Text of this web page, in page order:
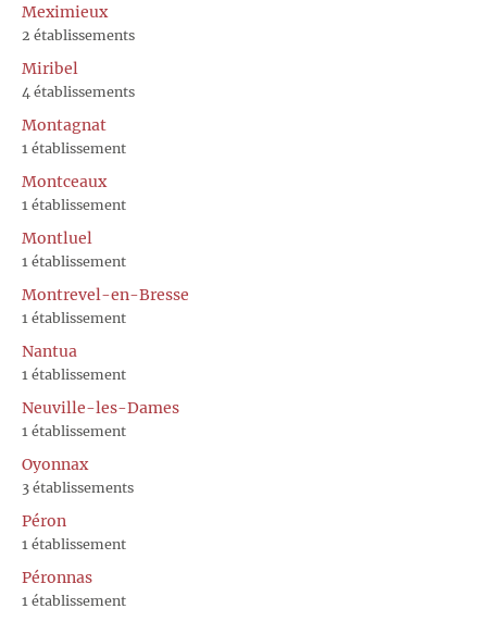
Meximieux
2 établissements
Miribel
4 établissements
Montagnat
1 établissement
Montceaux
1 établissement
Montluel
1 établissement
Montrevel-en-Bresse
1 établissement
Nantua
1 établissement
Neuville-les-Dames
1 établissement
Oyonnax
3 établissements
Péron
1 établissement
Péronnas
1 établissement